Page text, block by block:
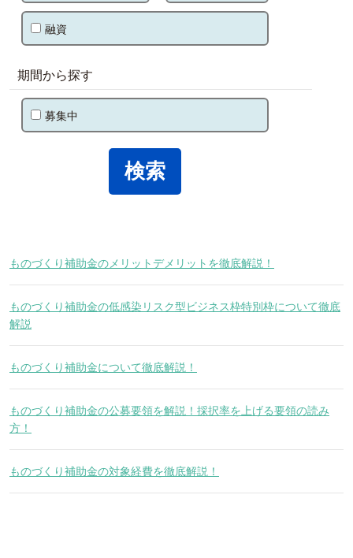
融資
期間から探す
募集中
ものづくり補助金のメリットデメリットを徹底解説！
ものづくり補助金の低感染リスク型ビジネス枠特別枠について徹底
解説
ものづくり補助金について徹底解説！
ものづくり補助金の公募要領を解説！採択率を上げる要領の読み
方！
ものづくり補助金の対象経費を徹底解説！